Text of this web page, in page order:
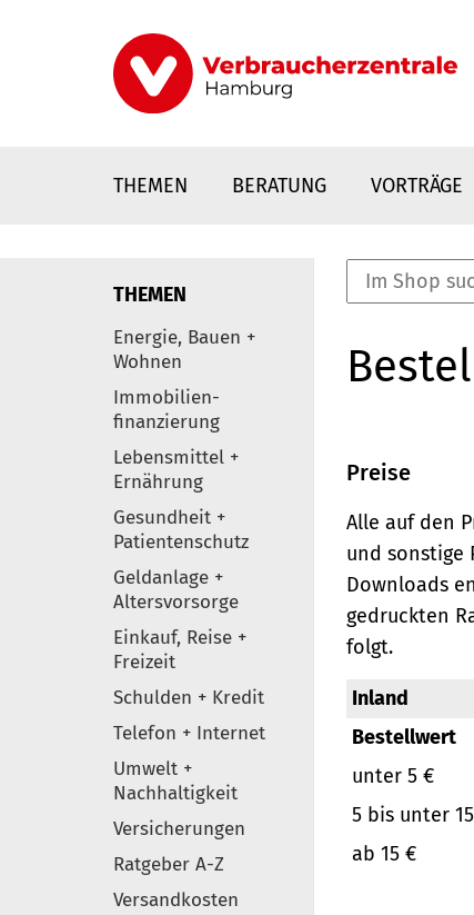
THEMEN BERATUNG VORTRÄGE
Elemente
THEMEN
Energie, Bauen +
Wohnen
Immobilien-
finanzierung
Lebensmittel +
Ernährung
Gesundheit +
Patientenschutz
Geldanlage +
Altersvorsorge
Einkauf, Reise +
Freizeit
Schulden + Kredit
Telefon + Internet
Umwelt +
Nachhaltigkeit
Versicherungen
Ratgeber A-Z
Versandkosten
Preise
Alle auf den
und sonstige
Downloads
gedruckten
folgt.
Inland
Bestellwert
unter 5 €
5 bis unter
ab 15 €